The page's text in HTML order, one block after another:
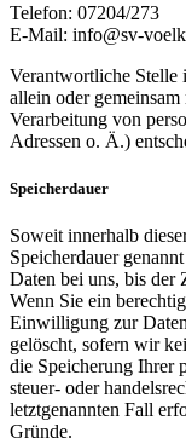
Telefon: 07204/273
E-Mail: info@sv-
Verantwortliche Stelle
allein oder
Verarbeitung von
Adressen o. Ä.)
Speicherdauer
Soweit innerhalb
Speicherdauer
Daten bei uns, bis der
Wenn Sie ein
Einwilligung zur
gelöscht, sofern wir
die Speicherung Ihrer
steuer- oder
letztgenannten Fall
Gründe.